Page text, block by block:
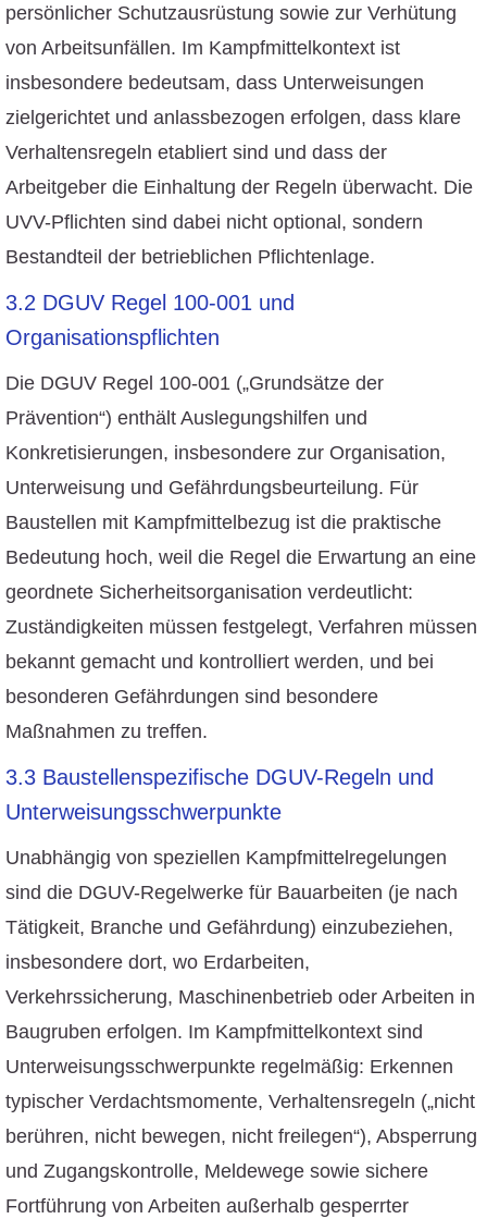
persönlicher Schutzausrüstung sowie zur Verhütung
von Arbeitsunfällen. Im Kampfmittelkontext ist
insbesondere bedeutsam, dass Unterweisungen
zielgerichtet und anlassbezogen erfolgen, dass klare
Verhaltensregeln etabliert sind und dass der
Arbeitgeber die Einhaltung der Regeln überwacht. Die
UVV-Pflichten sind dabei nicht optional, sondern
Bestandteil der betrieblichen Pflichtenlage.
3.2 DGUV Regel 100-001 und
Organisationspflichten
Die DGUV Regel 100-001 („Grundsätze der
Prävention“) enthält Auslegungshilfen und
Konkretisierungen, insbesondere zur Organisation,
Unterweisung und Gefährdungsbeurteilung. Für
Baustellen mit Kampfmittelbezug ist die praktische
Bedeutung hoch, weil die Regel die Erwartung an eine
geordnete Sicherheitsorganisation verdeutlicht:
Zuständigkeiten müssen festgelegt, Verfahren müssen
bekannt gemacht und kontrolliert werden, und bei
besonderen Gefährdungen sind besondere
Maßnahmen zu treffen.
3.3 Baustellenspezifische DGUV-Regeln und
Unterweisungsschwerpunkte
Unabhängig von speziellen Kampfmittelregelungen
sind die DGUV-Regelwerke für Bauarbeiten (je nach
Tätigkeit, Branche und Gefährdung) einzubeziehen,
insbesondere dort, wo Erdarbeiten,
Verkehrssicherung, Maschinenbetrieb oder Arbeiten in
Baugruben erfolgen. Im Kampfmittelkontext sind
Unterweisungsschwerpunkte regelmäßig: Erkennen
typischer Verdachtsmomente, Verhaltensregeln („nicht
berühren, nicht bewegen, nicht freilegen“), Absperrung
und Zugangskontrolle, Meldewege sowie sichere
Fortführung von Arbeiten außerhalb gesperrter